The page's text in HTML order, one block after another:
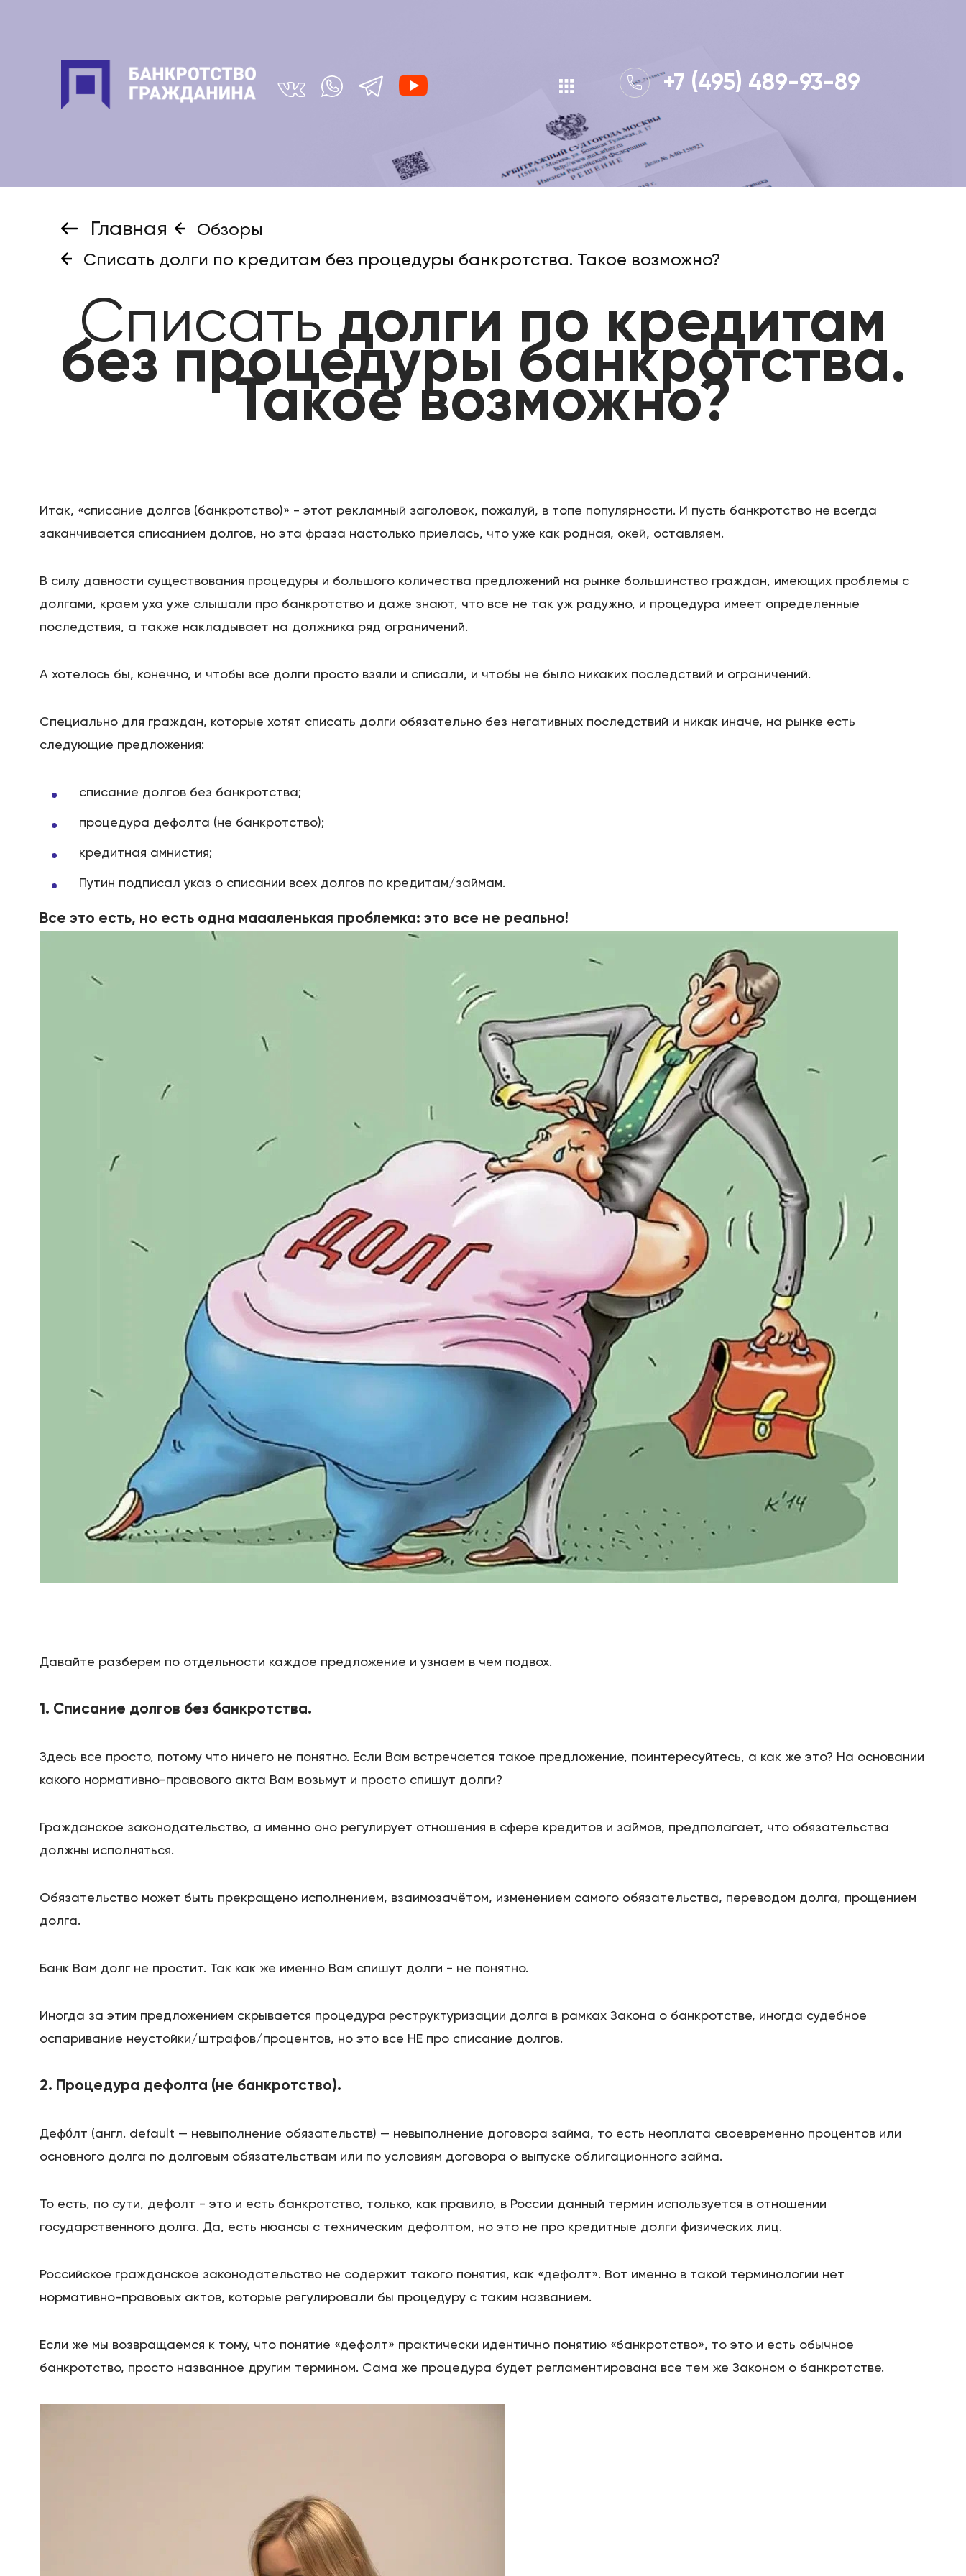
+7 (495) 489-93-89
Главная
Обзоры
Списать долги по кредитам без процедуры банкротства. Такое возможно?
Списать долги по кредитам
без процедуры банкротства.
Такое возможно?
Итак, «списание долгов (банкротство)» - этот рекламный заголовок, пожалуй, в топе популярности. И пусть банкротство не всегда
заканчивается списанием долгов, но эта фраза настолько приелась, что уже как родная, окей, оставляем.
В силу давности существования процедуры и большого количества предложений на рынке большинство граждан, имеющих проблемы с
долгами, краем уха уже слышали про банкротство и даже знают, что все не так уж радужно, и процедура имеет определенные
последствия, а также накладывает на должника ряд ограничений.
А хотелось бы, конечно, и чтобы все долги просто взяли и списали, и чтобы не было никаких последствий и ограничений.
Специально для граждан, которые хотят списать долги обязательно без негативных последствий и никак иначе, на рынке есть
следующие предложения:
списание долгов без банкротства;
процедура дефолта (не банкротство);
кредитная амнистия;
Путин подписал указ о списании всех долгов по кредитам/займам.
Все это есть, но есть одна маааленькая проблемка: это все не реально!
Давайте разберем по отдельности каждое предложение и узнаем в чем подвох.
1. Списание долгов без банкротства.
Здесь все просто, потому что ничего не понятно. Если Вам встречается такое предложение, поинтересуйтесь, а как же это? На основании
какого нормативно-правового акта Вам возьмут и просто спишут долги?
Гражданское законодательство, а именно оно регулирует отношения в сфере кредитов и займов, предполагает, что обязательства
должны исполняться.
Обязательство может быть прекращено исполнением, взаимозачётом, изменением самого обязательства, переводом долга, прощением
долга.
Банк Вам долг не простит. Так как же именно Вам спишут долги - не понятно.
Иногда за этим предложением скрывается процедура реструктуризации долга в рамках Закона о банкротстве, иногда судебное
оспаривание неустойки/штрафов/процентов, но это все НЕ про списание долгов.
2. Процедура дефолта (не банкротство).
Дефо́лт (англ. default — невыполнение обязательств) — невыполнение договора займа, то есть неоплата своевременно процентов или
основного долга по долговым обязательствам или по условиям договора о выпуске облигационного займа.
То есть, по сути, дефолт - это и есть банкротство, только, как правило, в России данный термин используется в отношении
государственного долга. Да, есть нюансы с техническим дефолтом, но это не про кредитные долги физических лиц.
Российское гражданское законодательство не содержит такого понятия, как «дефолт». Вот именно в такой терминологии нет
нормативно-правовых актов, которые регулировали бы процедуру с таким названием.
Если же мы возвращаемся к тому, что понятие «дефолт» практически идентично понятию «банкротство», то это и есть обычное
банкротство, просто названное другим термином. Сама же процедура будет регламентирована все тем же Законом о банкротстве.
Отзывы
О компании
Подробно о банкротстве
Цены